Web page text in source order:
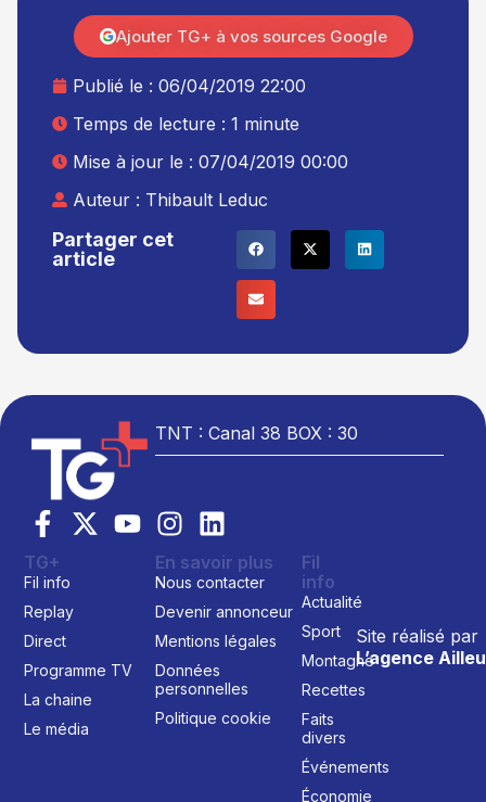
Partager cet
article
Publié le : 06/04/2019 22:00
Temps de lecture : 1 minute
Mise à jour le : 07/04/2019 00:00
Auteur : Thibault Leduc
Ajouter TG+ à vos sources Google
TNT : Canal 38 BOX : 30
Site réalisé par
L’agence
TG+
Fil info
Replay
Direct
Programme TV
La chaine
Le média
En savoir plus
Nous contacter
Devenir annonceur
Mentions légales
Données
personnelles
Politique cookie
Fil
info
Actualité
Sport
Montagne
Recettes
Faits
divers
Événements
Économie